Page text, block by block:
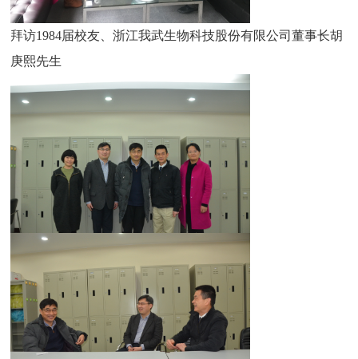
拜访1984届校友、浙江我武生物科技股份有限公司董事长胡
庚熙先生